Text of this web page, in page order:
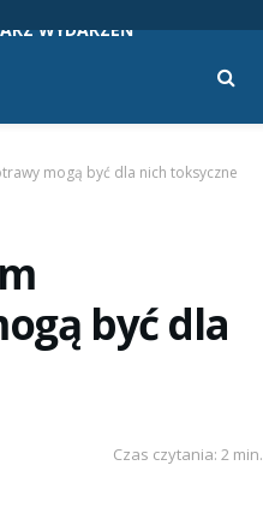
WYDARZEŃ
mogą być dla nich toksyczne
być dla
Czas czytania: 2 min.